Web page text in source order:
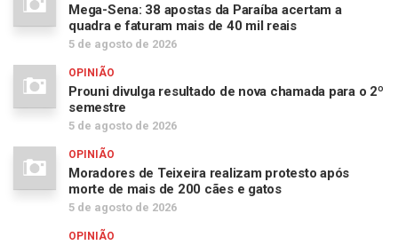
Mega-Sena: 38 apostas da Paraíba acertam a
quadra e faturam mais de 40 mil reais
5 de agosto de 2026
OPINIÃO
Prouni divulga resultado de nova chamada para o 2º
semestre
5 de agosto de 2026
OPINIÃO
Moradores de Teixeira realizam protesto após
morte de mais de 200 cães e gatos
5 de agosto de 2026
OPINIÃO